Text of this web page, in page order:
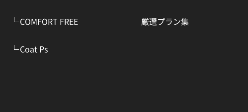
COMFORT FREE
Coat Ps
厳選プラン集